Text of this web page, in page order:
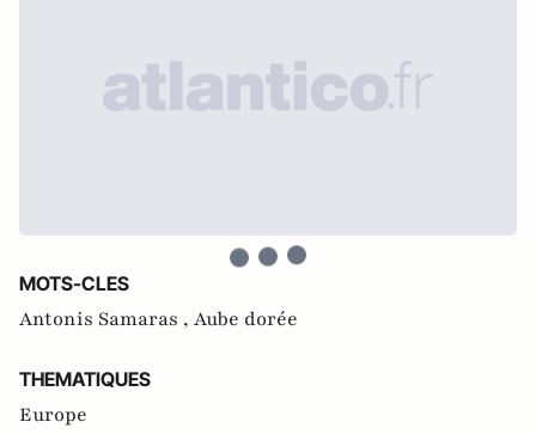
MOTS-CLES
Antonis Samaras , Aube dorée
THEMATIQUES
Europe